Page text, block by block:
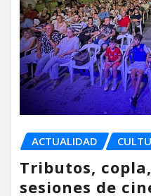
ACTUALIDAD
Tributos,
sesiones de